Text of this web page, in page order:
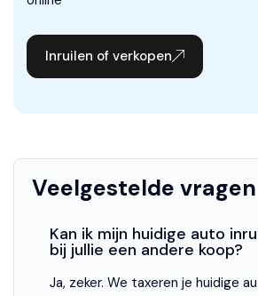
Centrale deurvergrendeling met
Halogeen mistlampen
Airbag(s) hoofd achter
Airbag(s) hoofd voor
Inruilen of verkopen
Veelgestelde vragen
Kan ik mijn huidige auto
bij jullie een andere koop?
Ja, zeker. We taxeren je huidige